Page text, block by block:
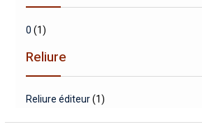
0 (1)
Reliure
Reliure éditeur (1)